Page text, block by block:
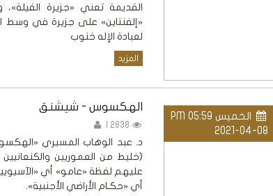
القديمة تعني «جزيرة
«إلفنتاين» على جزيرة في وسط
لعبادة الإله خنوب
المزيد
الخميس PM 05:59
2021-04-08
الهكسوس - شيشنق
د. عبد الوهاب المسيري
(خليط من العموريين
أي «حكـام الأراضي الأجنبية».